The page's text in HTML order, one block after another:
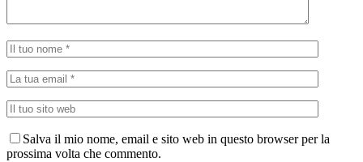
Salva il mio nome, email e sito web in questo browser per la
prossima volta che commento.